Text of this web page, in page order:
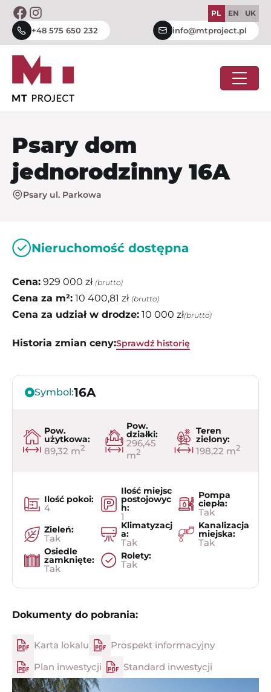
Skip
content+48 575 650 232 info@mtproject.pl
PL EN UK
Psary dom
jednorodzinny 16A
Psary ul. Parkowa
Nieruchomość dostępna
Cena: 929 000 zł (brutto)
Cena za m²: 10 400,81 zł (brutto)
Cena za udział w drodze: 10 000 zł(brutto)
Historia zmian ceny:Sprawdź historię
Symbol:16A
Pow.
użytkowa:
89,32 m2
Pow.
działki:
296,45
m2
Teren
zielony:
198,22 m2
Ilość pokoi:
4
Ilość miejsc
postojowyc
h:
1
Pompa
ciepła:
Tak
Zieleń:
Tak
Klimatyzacj
a:
Tak
Kanalizacja
miejska:
Tak
Osiedle
zamknięte:
Tak
Rolety:
Tak
Dokumenty do pobrania:
Karta lokalu
Prospekt informacyjny
Plan inwestycji
Standard inwestycji